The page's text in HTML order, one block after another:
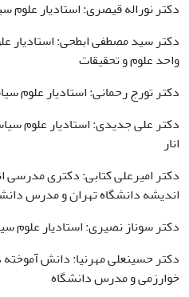
دکتر نوراله قیصری: استادیار علوم
دکتر سید مصطفی ابطحی: استادیار
واحد علوم و تحقیقات
دکتر تورج رحمانی: استادیار علوم
دکتر علی جدیدی: استادیار علوم
انار
دکتر امیرعلی کتابی: دکتری مدرسی
اندیشه دانشگاه تهران و مدرس
دکتر سوناز نصیری: استادیار علوم
دکتر حسینعلی مهرنیا: دانش
خوارزمی و مدرس دانشگاه